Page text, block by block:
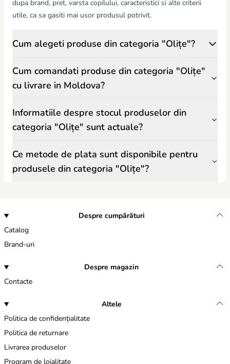
pentru a învăța copilul independența și igiena personală,
transformând procesul într-o experiență plăcută și fără stres.
dupa brand, pret, varsta copilului, caracteristici si alte criterii
utile, ca sa gasiti mai usor produsul potrivit.
Cum alegeti produse din categoria "Olițe"?
Cum comandati produse din categoria "Olițe"
cu livrare in Moldova?
Informatiile despre stocul produselor din
categoria "Olițe" sunt actuale?
Ce metode de plata sunt disponibile pentru
produsele din categoria "Olițe"?
Despre cumpărături
Catalog
Brand-uri
Despre magazin
Contacte
Altele
Politica de confidențialitate
Politica de returnare
Livrarea produselor
Program de loialitate